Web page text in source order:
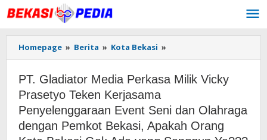
Lewati
ke
konten
Homepage » Berita » Kota Bekasi »
Gladiator
Perkasa
Vicky
Prasetyo
Teken
Kerjasama
PT. Gladiator Media Perkasa Milik Vicky
Prasetyo Teken Kerjasama
Penyelenggaraan Event Seni dan Olahraga
dengan Pemkot Bekasi, Apakah Orang